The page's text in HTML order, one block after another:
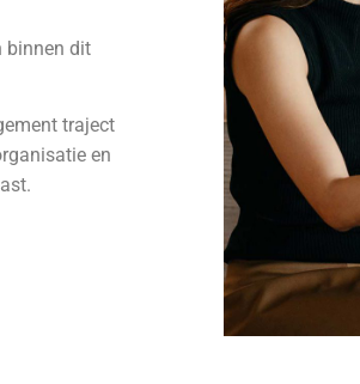
binnen dit
traject
en